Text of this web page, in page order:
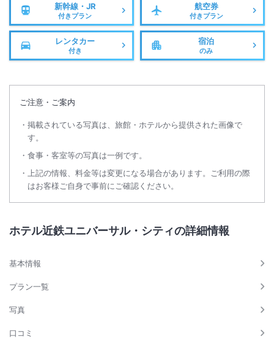
新幹線・JR
付きプラン
航空券
付きプラン
レンタカー
付き
宿泊
のみ
ご注意・ご案内
掲載されている写真は、旅館・ホテルから提供された画像で
す。
食事・客室等の写真は一例です。
上記の情報、料金等は変更になる場合があります。ご利用の際
はお客様ご自身で事前にご確認ください。
ホテル近鉄ユニバーサル・シティの詳細情報
基本情報
プラン一覧
写真
口コミ